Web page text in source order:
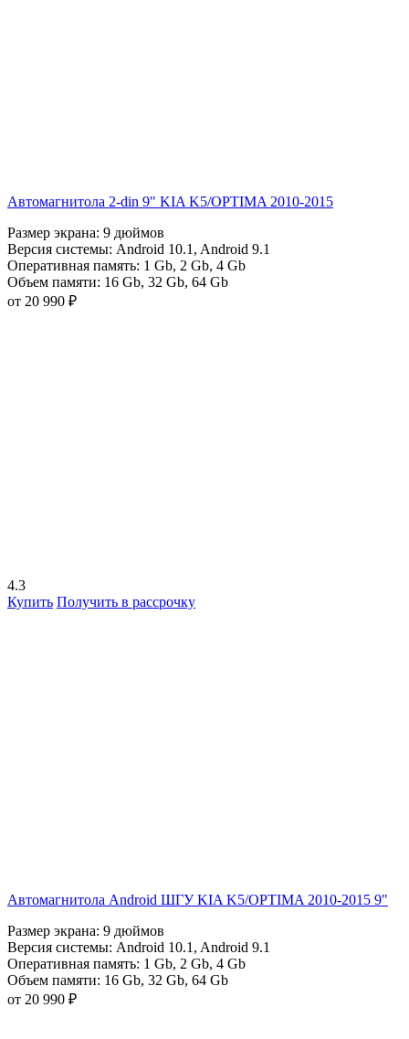
Автомагнитола 2-din 9" KIA K5/OPTIMA 2010-2015
Размер экрана: 9 дюймов
Версия системы: Android 10.1 , Android 9.1
Оперативная память: 1 Gb, 2 Gb, 4 Gb
Объем памяти: 16 Gb, 32 Gb, 64 Gb
от 20 990 ₽
4.3
Купить Получить в рассрочку
Автомагнитола Android ШГУ KIA K5/OPTIMA 2010-2015 9"
Размер экрана: 9 дюймов
Версия системы: Android 10.1 , Android 9.1
Оперативная память: 1 Gb, 2 Gb, 4 Gb
Объем памяти: 16 Gb, 32 Gb, 64 Gb
от 20 990 ₽